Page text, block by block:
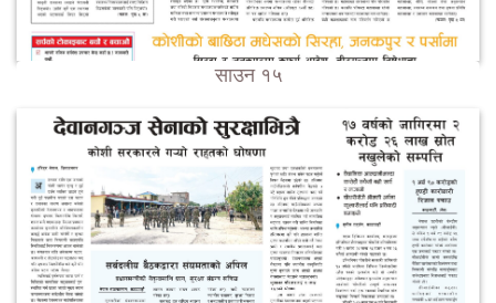
साउन १५